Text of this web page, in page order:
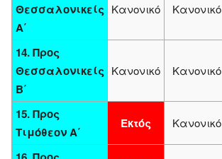
Θεσσαλονικείς
Α΄
Κανονικό Κανονικό
14. Προς
Θεσσαλονικείς
Β΄
Κανονικό Κανονικό
15. Προς
Τιμόθεον Α΄
Εκτός Κανονικό